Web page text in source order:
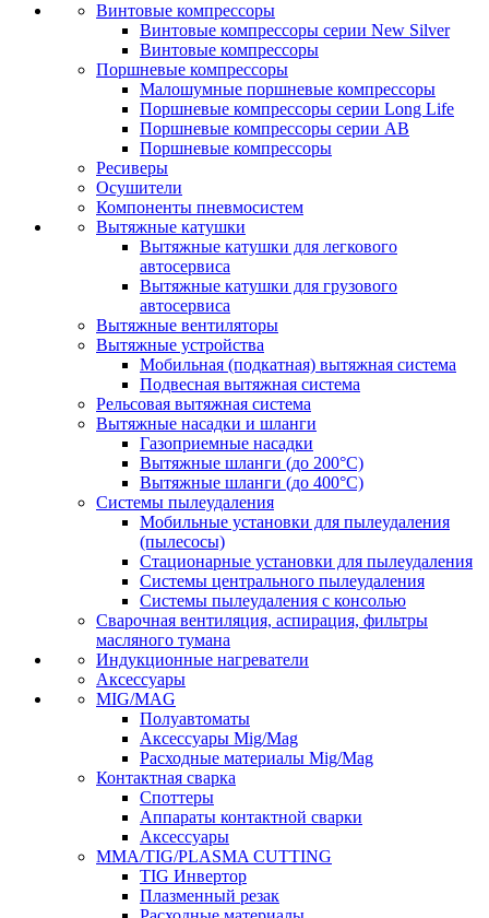
Винтовые компрессоры
Винтовые компрессоры серии New Silver
Винтовые компрессоры
Поршневые компрессоры
Малошумные поршневые компрессоры
Поршневые компрессоры серии Long Life
Поршневые компрессоры серии AB
Поршневые компрессоры
Ресиверы
Осушители
Компоненты пневмосистем
Вытяжные катушки
Вытяжные катушки для легкового
автосервиса
Вытяжные катушки для грузового
автосервиса
Вытяжные вентиляторы
Вытяжные устройства
Мобильная (подкатная) вытяжная система
Подвесная вытяжная система
Рельсовая вытяжная система
Вытяжные насадки и шланги
Газоприемные насадки
Вытяжные шланги (до 200°C)
Вытяжные шланги (до 400°C)
Системы пылеудаления
Мобильные установки для пылеудаления
(пылесосы)
Стационарные установки для пылеудаления
Системы центрального пылеудаления
Системы пылеудаления с консолью
Сварочная вентиляция, аспирация, фильтры
масляного тумана
Индукционные нагреватели
Аксессуары
MIG/MAG
Полуавтоматы
Аксессуары Mig/Mag
Расходные материалы Mig/Mag
Контактная сварка
Споттеры
Аппараты контактной сварки
Аксессуары
MMA/TIG/PLASMA CUTTING
TIG Инвертор
Плазменный резак